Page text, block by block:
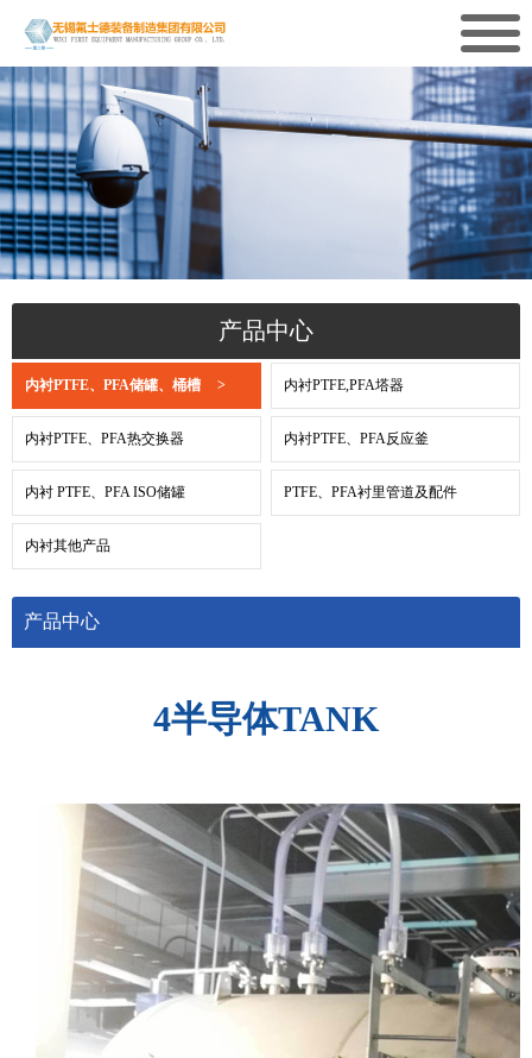
产品中心
内衬PTFE、PFA储罐、桶槽 > 内衬PTFE,PFA塔器
内衬PTFE、PFA热交换器 内衬PTFE、PFA反应釜
内衬 PTFE、PFA ISO储罐 PTFE、PFA衬里管道及配件
内衬其他产品
产品中心
4半导体TANK